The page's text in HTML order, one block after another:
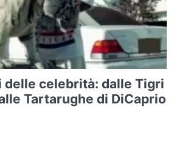
celebrità: dalle Tigri
Tartarughe di DiCaprio